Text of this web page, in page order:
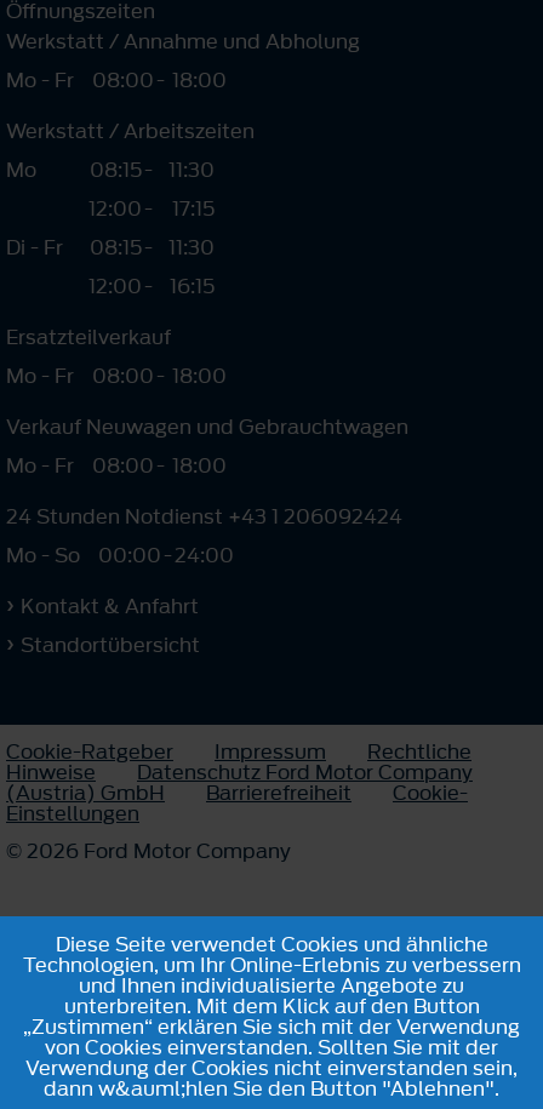
Öffnungszeiten
Werkstatt / Annahme und Abholung
Mo - Fr
08:00- 18:00
Werkstatt / Arbeitszeiten
Mo
08:15
12:00
-
-
11:30
17:15
Di - Fr
08:15
12:00
-
-
11:30
16:15
Ersatzteilverkauf
Mo - Fr
08:00- 18:00
Verkauf Neuwagen und Gebrauchtwagen
Mo - Fr
08:00- 18:00
24 Stunden Notdienst +43 1 206092424
Mo - So
00:00-24:00
Kontakt & Anfahrt
Standortübersicht
Cookie-Ratgeber Impressum Rechtliche
Hinweise Datenschutz Ford Motor Company
(Austria) GmbH Barrierefreiheit Cookie-
Einstellungen
© 2026 Ford Motor Company
Diese Seite verwendet Cookies und ähnliche
Technologien, um Ihr Online-Erlebnis zu verbessern
und Ihnen individualisierte Angebote zu
unterbreiten. Mit dem Klick auf den Button
„Zustimmen“ erklären Sie sich mit der Verwendung
von Cookies einverstanden. Sollten Sie mit der
Verwendung der Cookies nicht einverstanden sein,
dann w&auml;hlen Sie den Button "Ablehnen".